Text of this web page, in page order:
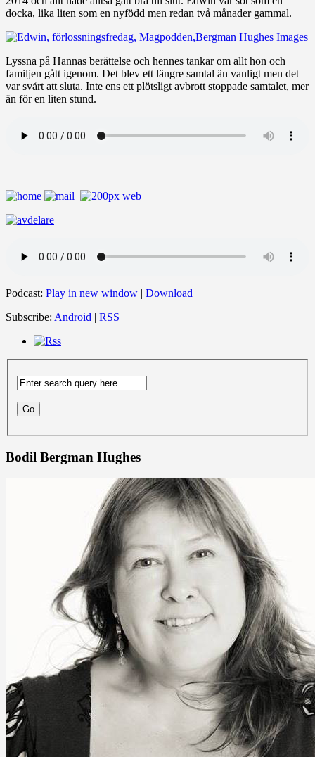
docka, lika liten som en nyfödd men redan två månader gammal.
Lyssna på Hannas berättelse och hennes tankar om allt hon och
familjen gått igenom. Det blev ett längre samtal än vanligt men det
var svårt att sluta. Inte ens ett plötsligt avbrott stoppade samtalet, mer
än för en liten stund.
Podcast: Play in new window | Download
Subscribe: Android | RSS
Bodil Bergman Hughes